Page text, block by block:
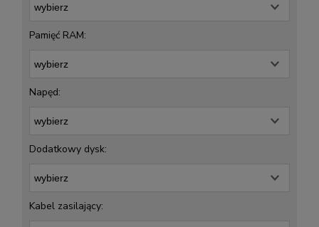
Pamięć RAM:
Napęd:
Dodatkowy dysk:
Kabel zasilający: